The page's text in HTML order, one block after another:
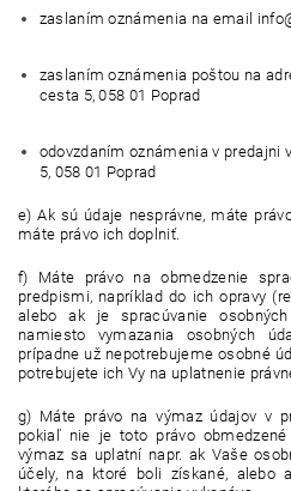
zaslaním oznámenia na email
zaslaním oznámenia poštou na
cesta 5, 058 01 Poprad
odovzdaním oznámenia v predajni
5, 058 01 Poprad
e) Ak sú údaje nesprávne, máte
máte právo ich doplniť.
f) Máte právo na obmedzenie
predpismi, napríklad do ich opravy
alebo ak je spracúvanie
namiesto vymazania osobných
prípadne už nepotrebujeme osobné
potrebujete ich Vy na uplatnenie
g) Máte právo na výmaz údajov v
pokiaľ nie je toto právo
výmaz sa uplatní napr. ak Vaše
účely, na ktoré boli získané, alebo